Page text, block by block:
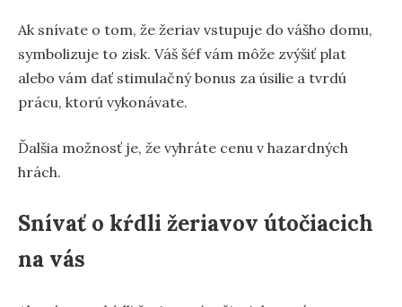
Ak snívate o tom, že žeriav vstupuje do vášho domu,
symbolizuje to zisk. Váš šéf vám môže zvýšiť plat
alebo vám dať stimulačný bonus za úsilie a tvrdú
prácu, ktorú vykonávate.
Ďalšia možnosť je, že vyhráte cenu v hazardných
hrách.
Snívať o kŕdli žeriavov útočiacich
na vás